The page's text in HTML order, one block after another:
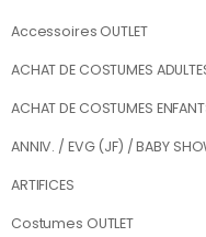
Accessoires OUTLET
ACHAT DE COSTUMES
ACHAT DE COSTUMES
ANNIV. / EVG (JF) / BABY
ARTIFICES
Costumes OUTLET